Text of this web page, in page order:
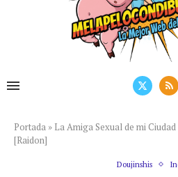
Portada » La Amiga Sexual de mi
[Raidon]
Doujinshis